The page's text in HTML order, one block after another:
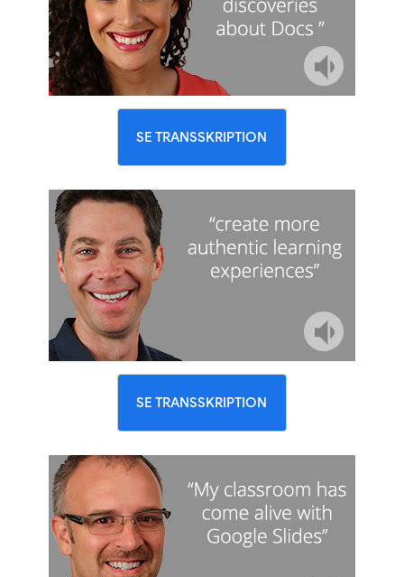
SE TRANSSKRIPTION
SE TRANSSKRIPTION